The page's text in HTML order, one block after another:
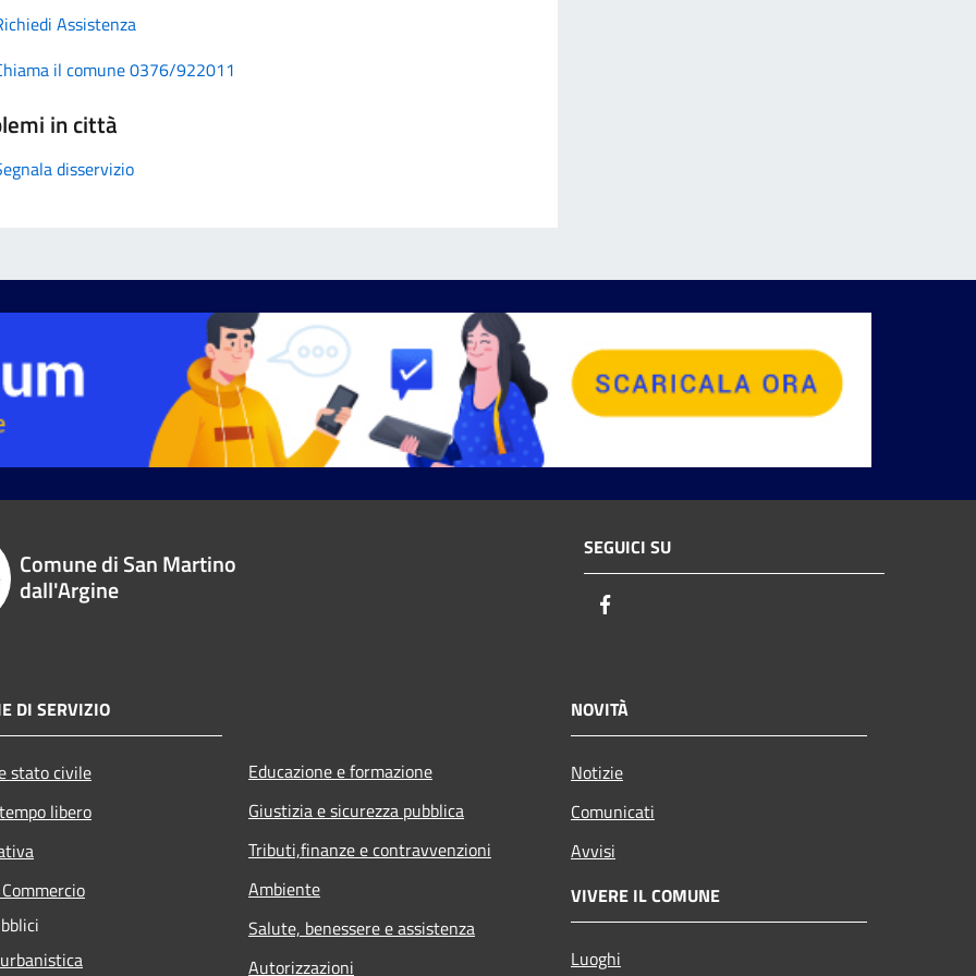
Assistenza
il comune 0376/922011
in città
disservizio
Comune di San Martino
dall'Argine
SEGUICI SU
DI SERVIZIO
stato civile
libero
Educazione e formazione
Giustizia e sicurezza pubblica
Tributi,finanze e contravvenzioni
Ambiente
Salute, benessere e assistenza
Autorizzazioni
NOVITÀ
Notizie
Comunicati
Avvisi
VIVERE IL COMUNE
Luoghi